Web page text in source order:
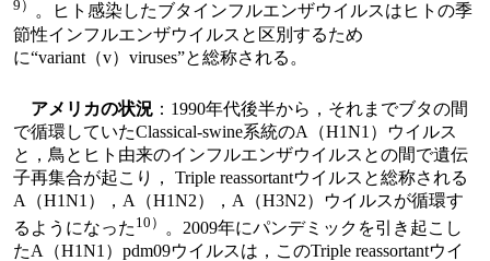
9） 。ヒト感染したブタインフルエンザウイルスはヒトの季
節性インフルエンザウイルスと区別するため
に“variant（v）viruses”と総称される。
アメリカの状況 ：1990年代後半から，それまでブタの間
で循環していたClassical-swine系統のA（H1N1）ウイルス
と，鳥とヒト由来のインフルエンザウイルスとの間で遺伝
子再集合が起こり， Triple reassortantウイルスと総称される
A（H1N1），A（H1N2），A（H3N2）ウイルスが循環す
るようになった 10）
。2009年にパンデミックを引き起こし
たA（H1N1）pdm09ウイルスは，このTriple reassortantウイ